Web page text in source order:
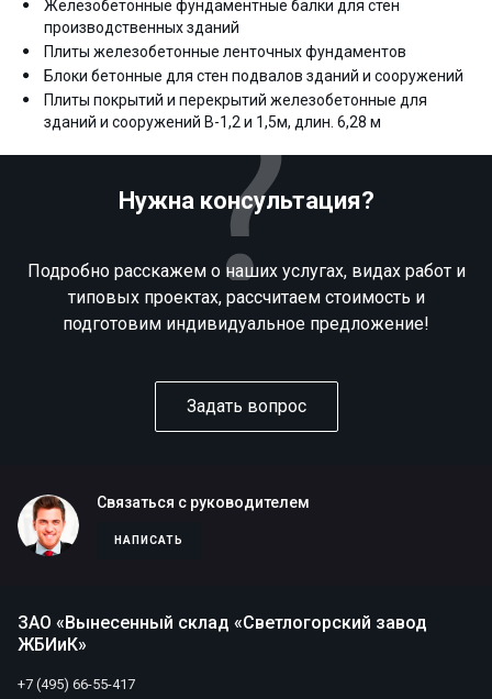
Железобетонные фундаментные балки для стен
производственных зданий
Плиты железобетонные ленточных фундаментов
Блоки бетонные для стен подвалов зданий и сооружений
Плиты покрытий и перекрытий железобетонные для
зданий и сооружений В-1,2 и 1,5м, длин. 6,28 м
Нужна консультация?
Подробно расскажем о наших услугах, видах работ и
типовых проектах, рассчитаем стоимость и
подготовим индивидуальное предложение!
Задать вопрос
Связаться с руководителем
НАПИСАТЬ
ЗАО «Вынесенный склад «Светлогорский завод
ЖБИиК»
+7 (495) 66-55-417